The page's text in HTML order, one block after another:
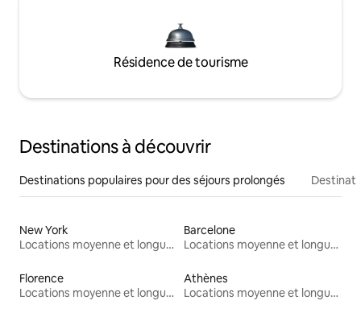
Résidence de tourisme
Destinations à découvrir
Destinations populaires pour des séjours prolongés
New York
Locations moyenne et longue durée
Barcelone
Locations moyenne et longue durée
Florence
Locations moyenne et longue durée
Athènes
Locations moyenne et longue durée